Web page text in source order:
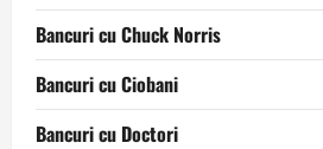
Bancuri cu Chuck Norris
Bancuri cu Ciobani
Bancuri cu Doctori